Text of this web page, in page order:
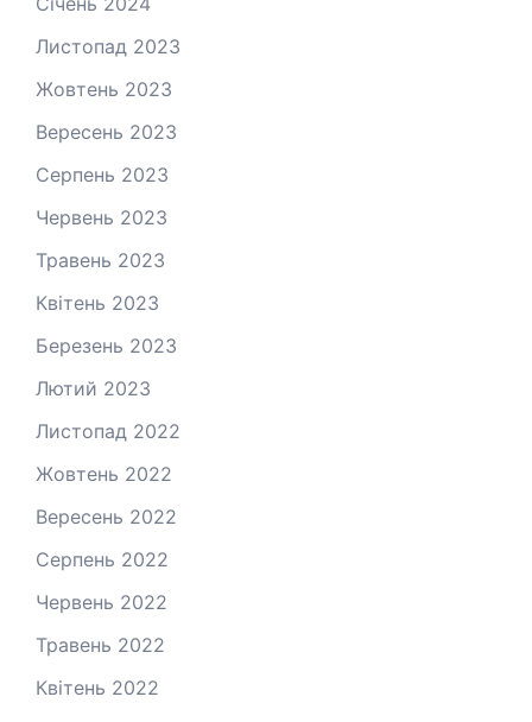
Листопад 2023
Жовтень 2023
Вересень 2023
Серпень 2023
Червень 2023
Травень 2023
Квітень 2023
Березень 2023
Лютий 2023
Листопад 2022
Жовтень 2022
Вересень 2022
Серпень 2022
Червень 2022
Травень 2022
Квітень 2022